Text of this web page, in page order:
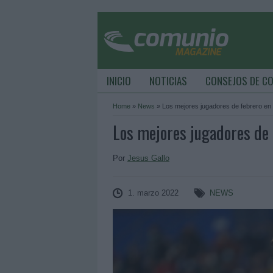
INICIO NOTICIAS CONSEJOS DE
Home » News » Los mejores jugadores de febrero en
Los mejores jugadores
Por Jesus Gallo
1. marzo 2022 NEWS